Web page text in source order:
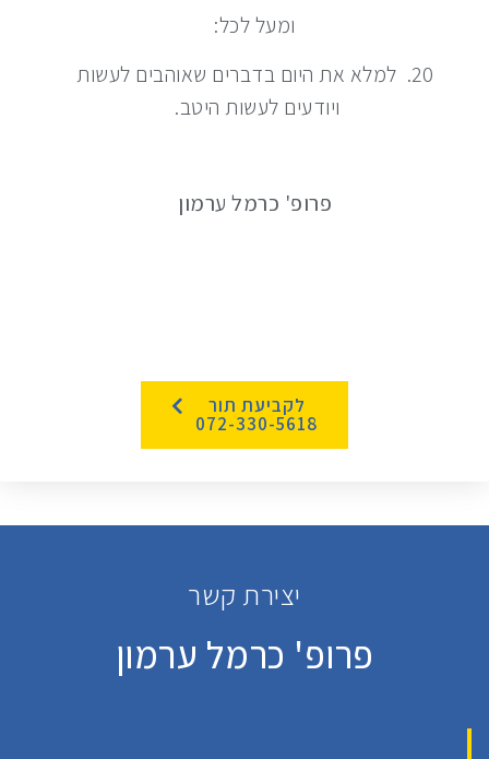
ומעל לכל:
20. למלא את היום בדברים שאוהבים לעשות
ויודעים לעשות היטב.
פרופ' כרמל ערמון
לקביעת תור
072-330-5618
יצירת קשר
פרופ' כרמל ערמון